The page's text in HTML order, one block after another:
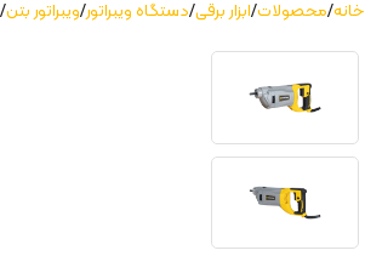
خانه محصولات ابزار برقی دستگاه ویبراتور ویبراتور بتن